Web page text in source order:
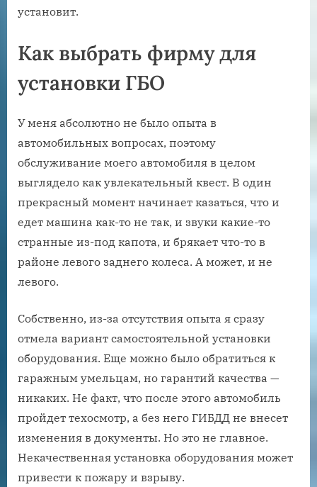
установит.
Как выбрать фирму для
установки ГБО
У меня абсолютно не было опыта в
автомобильных вопросах, поэтому
обслуживание моего автомобиля в целом
выглядело как увлекательный квест. В один
прекрасный момент начинает казаться, что и
едет машина как-то не так, и звуки какие-то
странные из-под капота, и брякает что-то в
районе левого заднего колеса. А может, и не
левого.
Собственно, из-за отсутствия опыта я сразу
отмела вариант самостоятельной установки
оборудования. Еще можно было обратиться к
гаражным умельцам, но гарантий качества —
никаких. Не факт, что после этого автомобиль
пройдет техосмотр, а без него ГИБДД не внесет
изменения в документы. Но это не главное.
Некачественная установка оборудования может
привести к пожару и взрыву.